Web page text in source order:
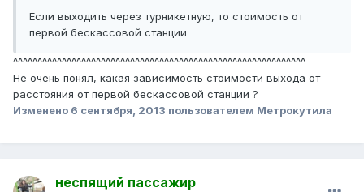
Если выходить через турникетную, то стоимость от
первой бескассовой станции
^^^^^^^^^^^^^^^^^^^^^^^^^^^^^^^^^^^^^^^^^^^^^^^^^^^^^^^^^^^^
Не очень понял, какая зависимость стоимости выхода от
расстояния от первой бескассовой станции ?
Изменено 6 сентября, 2013 пользователем Метрокутила
неспящий пассажир